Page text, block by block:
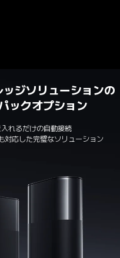
ッジソリューションの
ックオプション
入れるだけの自動接続
対応した完璧なソリューション